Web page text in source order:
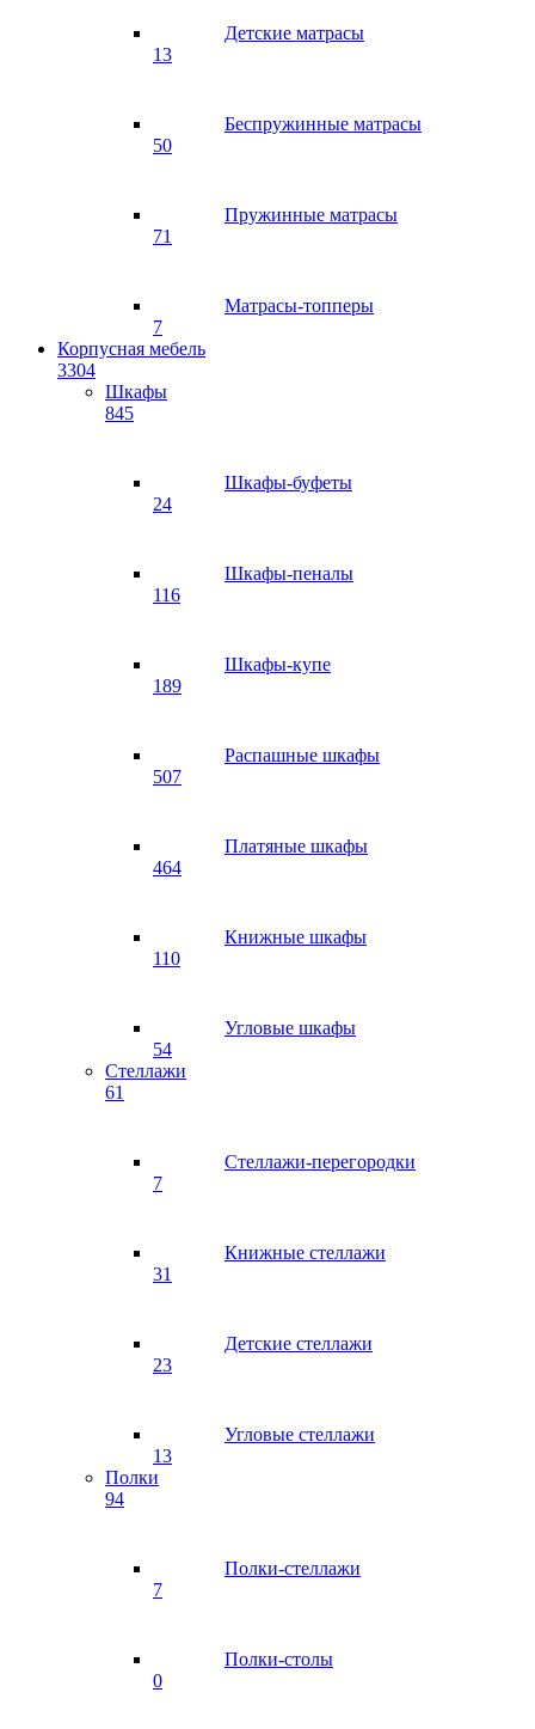
Детские матрасы
13
Беспружинные матрасы
50
Пружинные матрасы
71
Матрасы-топперы
7
Корпусная мебель
3304
Шкафы
845
Шкафы-буфеты
24
Шкафы-пеналы
116
Шкафы-купе
189
Распашные шкафы
507
Платяные шкафы
464
Книжные шкафы
110
Угловые шкафы
54
Стеллажи
61
Стеллажи-перегородки
7
Книжные стеллажи
31
Детские стеллажи
23
Угловые стеллажи
13
Полки
94
Полки-стеллажи
7
Полки-столы
0